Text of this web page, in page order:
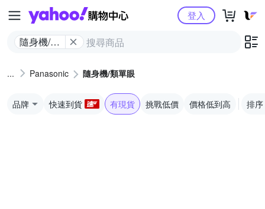
Yahoo購物中心
隨身機/類
登入
Panasonic 隨身機/類單眼
品牌 快速到貨 有現貨 挑戰低價 價格低到高 排序